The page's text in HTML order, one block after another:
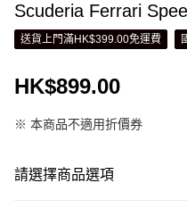
Scuderia Ferrari
送貨上門滿HK$399.00免運費
HK$899.00
※ 本商品不適用折價券
請選擇商品選項